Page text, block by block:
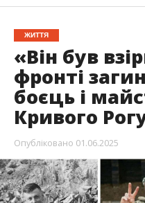
ЖИТТЯ
«Він був
фронті
боєць і
Кривого
Опубліковано 01.06.2025